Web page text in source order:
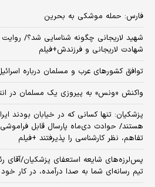
فارس: حمله موشکی به بحرین
شهید لاریجانی چگونه شناسایی شد؟/ روایت
شهادت لاریجانی و فرزندش+فیلم
توافق کشورهای عرب و مسلمان درباره
واکنش «ونس» به پیروزی یک مسلمان در
پزشکیان: تنها کسانی که در خیابان بودند
هستند/ حوادث دی‌ماه پارسال قابل
تفاهم، نظر کارشناسی را پذیرفتند +فیلم
پس‌لرزه‌های شایعه استعفای پزشکیان/
تیم رسانه‌ای شما به صدا درآمده، در کار